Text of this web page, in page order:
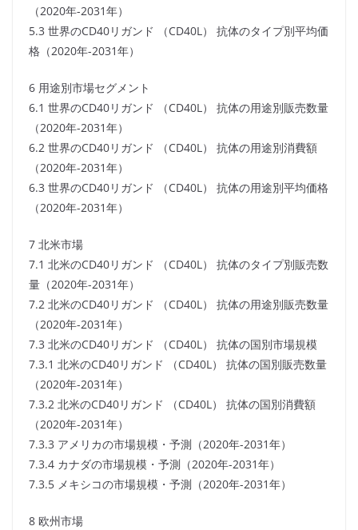
（2020年-2031年）
5.3 世界のCD40リガンド （CD40L） 抗体のタイプ別平均価
格（2020年-2031年）
6 用途別市場セグメント
6.1 世界のCD40リガンド （CD40L） 抗体の用途別販売数量
（2020年-2031年）
6.2 世界のCD40リガンド （CD40L） 抗体の用途別消費額
（2020年-2031年）
6.3 世界のCD40リガンド （CD40L） 抗体の用途別平均価格
（2020年-2031年）
7 北米市場
7.1 北米のCD40リガンド （CD40L） 抗体のタイプ別販売数
量（2020年-2031年）
7.2 北米のCD40リガンド （CD40L） 抗体の用途別販売数量
（2020年-2031年）
7.3 北米のCD40リガンド （CD40L） 抗体の国別市場規模
7.3.1 北米のCD40リガンド （CD40L） 抗体の国別販売数量
（2020年-2031年）
7.3.2 北米のCD40リガンド （CD40L） 抗体の国別消費額
（2020年-2031年）
7.3.3 アメリカの市場規模・予測（2020年-2031年）
7.3.4 カナダの市場規模・予測（2020年-2031年）
7.3.5 メキシコの市場規模・予測（2020年-2031年）
8 欧州市場